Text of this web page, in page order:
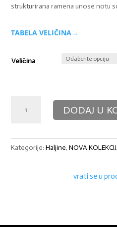
strukturirana ramena unose notu
TABELA VELIČINA→
Veličina
Audry
DODAJ U
Kategorije:Haljine,NOVA
vrati se u